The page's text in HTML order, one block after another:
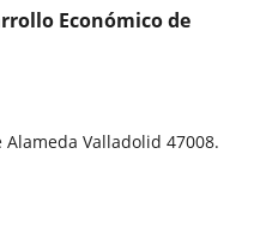
Económico de
Valladolid 47008.